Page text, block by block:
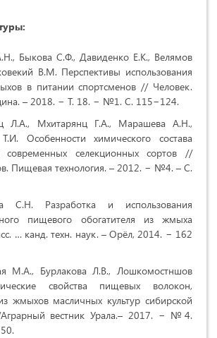
Быкова С.Ф., Давиденко Е.К., Велямов
В.М. Перспективы использования
в питании спортсменов // Человек.
– 2018. − Т. 18. − №1. С. 115−124.
Л.А., Мхитарянц Г.А., Марашева А.Н.,
Особенности химического состава
современных селекционных сортов //
Пищевая технология. – 2012. − №4. – С.
С.Н. Разработка и использования
пищевого обогатителя из жмыха
… канд. техн. наук. – Орёл, 2014. − 162
М.А., Бурлакова Л.В., Лошкомостншов
свойства пищевых волокон,
жмыхов масличных культур сибирской
Аграрный вестник Урала.– 2017. − №4.